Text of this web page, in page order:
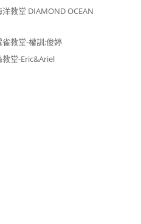
教堂 DIAMOND OCEAN
教堂-權訓;俊婷
堂-Eric&Ariel